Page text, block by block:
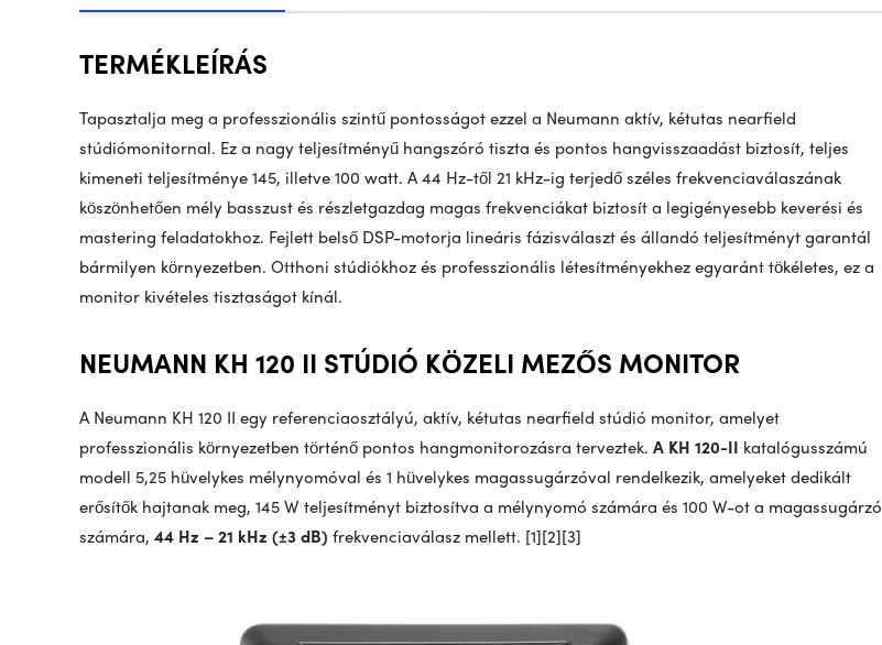
TERMÉKLEÍRÁS
Tapasztalja meg a professzionális szintű pontosságot ezzel a Neumann aktív, kétutas nearfield
stúdiómonitornal. Ez a nagy teljesítményű hangszóró tiszta és pontos hangvisszaadást biztosít, teljes
kimeneti teljesítménye 145, illetve 100 watt. A 44 Hz-től 21 kHz-ig terjedő széles frekvenciaválaszának
köszönhetően mély basszust és részletgazdag magas frekvenciákat biztosít a legigényesebb keverési és
mastering feladatokhoz. Fejlett belső DSP-motorja lineáris fázisválaszt és állandó teljesítményt garantál
bármilyen környezetben. Otthoni stúdiókhoz és professzionális létesítményekhez egyaránt tökéletes, ez a
monitor kivételes tisztaságot kínál.
NEUMANN KH 120 II STÚDIÓ KÖZELI MEZŐS MONITOR
A Neumann KH 120 II egy referenciaosztályú, aktív, kétutas nearfield stúdió monitor, amelyet
professzionális környezetben történő pontos hangmonitorozásra terveztek. A KH 120-II katalógusszámú
modell 5,25 hüvelykes mélynyomóval és 1 hüvelykes magassugárzóval rendelkezik, amelyeket dedikált
erősítők hajtanak meg, 145 W teljesítményt biztosítva a mélynyomó számára és 100 W-ot a magassugárzó
számára, 44 Hz – 21 kHz (±3 dB) frekvenciaválasz mellett. [1][2][3]